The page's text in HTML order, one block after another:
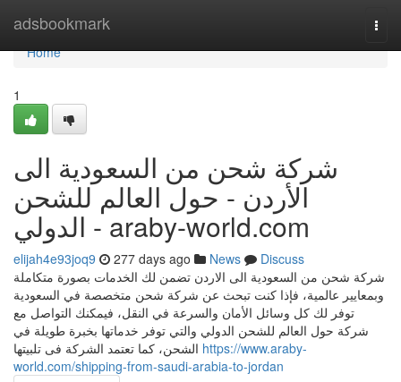
adsbookmark
Home
Home
1
شركة شحن من السعودية الى
الأردن - حول العالم للشحن
الدولي - araby-world.com
elijah4e93joq9 277 days ago News
Discuss
شركة شحن من السعودية الى الاردن تضمن لك الخدمات بصورة متكاملة
وبمعايير عالمية، فإذا كنت تبحث عن شركة شحن متخصصة في السعودية
توفر لك كل وسائل الأمان والسرعة في النقل، فيمكنك التواصل مع
شركة حول العالم للشحن الدولي والتي توفر خدماتها بخبرة طويلة في
https://www.araby-
world.com/shipping-from-saudi-arabia-to-jordan